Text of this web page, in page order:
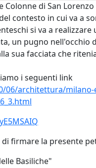
di San
contesto in cui va a
si va a
un pugno nell'occhio
sua facciata che
i seguenti link
architettura/
firmare la presente
Basiliche"